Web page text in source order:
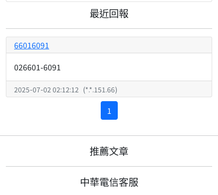
最近回報
66016091
026601-6091
2025-07-02 02:12:12 (*.*.151.66)
1
推薦文章
中華電信客服